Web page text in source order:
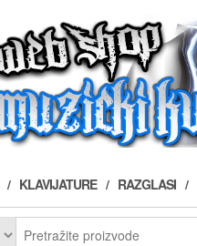
KLAVIJATURE RAZGLASI